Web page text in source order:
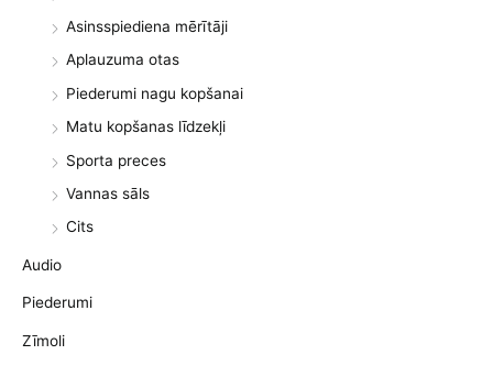
Asinsspiediena mērītāji
Aplauzuma otas
Piederumi nagu kopšanai
Matu kopšanas līdzekļi
Sporta preces
Vannas sāls
Cits
Audio
Piederumi
Zīmoli